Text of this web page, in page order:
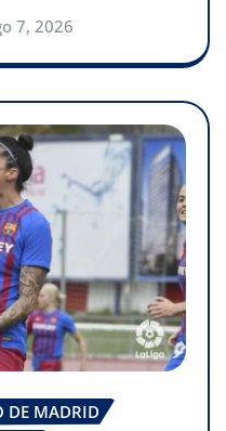
7, 2026
DE MADRID